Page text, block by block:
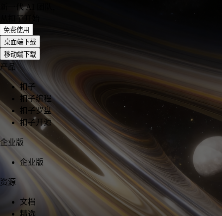
新一代 AI 团队
从扣子开始
免费使用
桌面端下载
移动端下载
产品
扣子
扣子编程
扣子罗盘
扣子开源
企业版
企业版
资源
文档
精选